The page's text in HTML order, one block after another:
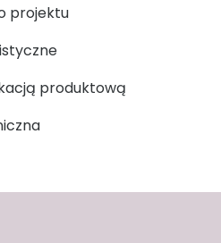
projektu
produktową